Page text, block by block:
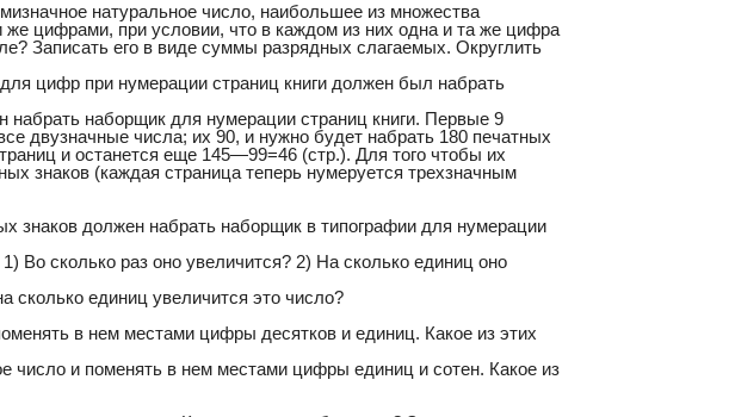
натуральное число, наибольшее из множества
цифрами, при условии, что в каждом из них одна и та же цифра
Записать его в виде суммы разрядных слагаемых. Округлить
цифр при нумерации страниц книги должен был набрать
наборщик для нумерации страниц книги. Первые 9
двузначные числа; их 90, и нужно будет набрать 180 печатных
и останется еще 145—99=46 (стр.). Для того чтобы их
знаков (каждая страница теперь нумеруется трехзначным
знаков должен набрать наборщик в типографии для нумерации
Во сколько раз оно увеличится? 2) На сколько единиц оно
сколько единиц увеличится это число?
в нем местами цифры десятков и единиц. Какое из этих
число и поменять в нем местами цифры единиц и сотен. Какое из